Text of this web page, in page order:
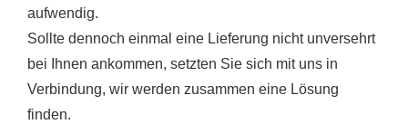
aufwendig.
Sollte dennoch einmal eine Lieferung nicht unversehrt
bei Ihnen ankommen, setzten Sie sich mit uns in
Verbindung, wir werden zusammen eine Lösung
finden.